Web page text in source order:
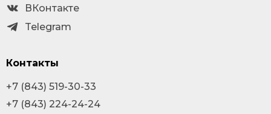
ВКонтакте
Telegram
Контакты
+7 (843) 519-30-33
+7 (843) 224-24-24